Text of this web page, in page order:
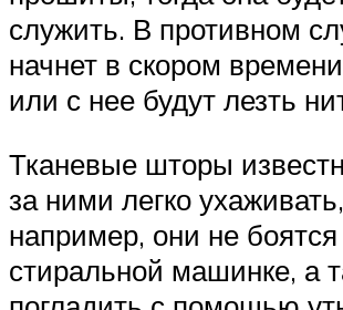
служить. В противном
начнет в скором
или с нее будут лезть
Тканевые шторы
за ними легко ухаживать,
например, они не боятся
стиральной машинке, а